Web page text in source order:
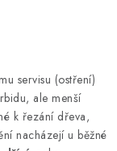
servisu (ostření)
ale menší
k řezání dřeva,
nacházejí u běžné